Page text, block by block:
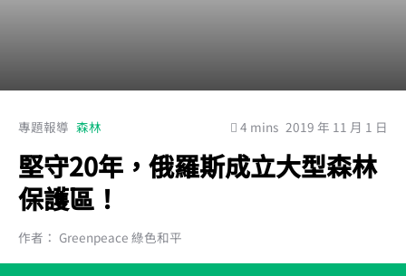
專題報導 森林 4 mins 2019 年 11 月 1 日
堅守20年，俄羅斯成立大型森林
保護區！
作者： Greenpeace 綠色和平